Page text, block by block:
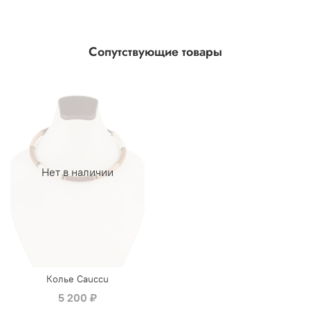
Сопутствующие товары
Нет в наличии
Колье Cauccu
5 200 ₽